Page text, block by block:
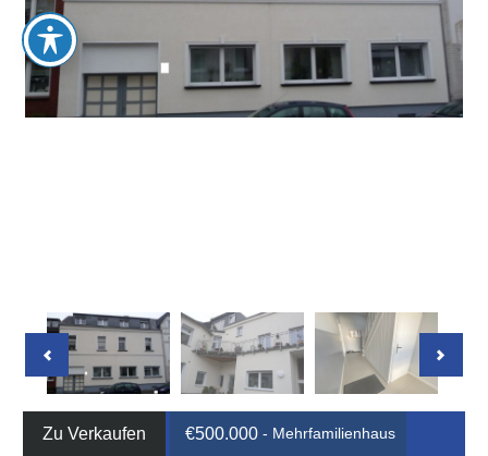
Zu Verkaufen €500.000 - Mehrfamilienhaus